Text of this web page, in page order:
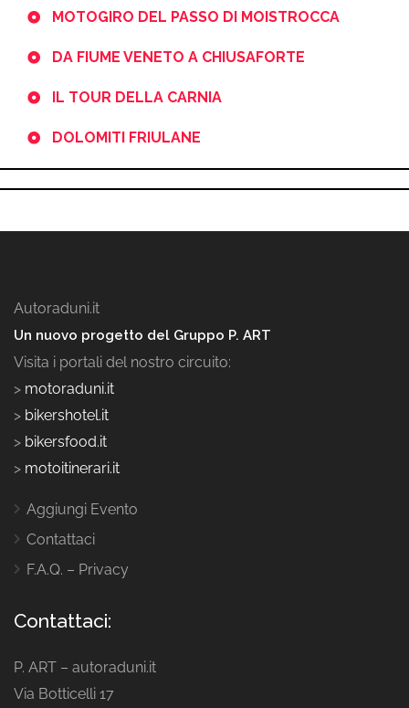
MOTOGIRO DEL PASSO DI MOISTROCCA
DA FIUME VENETO A CHIUSAFORTE
IL TOUR DELLA CARNIA
DOLOMITI FRIULANE
Autoraduni.it
Un nuovo progetto del Gruppo P. ART
Visita i portali del nostro circuito:
> motoraduni.it
> bikershotel.it
> bikersfood.it
> motoitinerari.it
Aggiungi Evento
Contattaci
F.A.Q. – Privacy
Contattaci:
P. ART – autoraduni.it
Via Botticelli 17